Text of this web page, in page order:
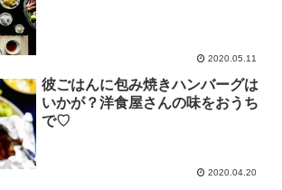
2020.05.11
彼ごはんに包み焼きハンバーグは
いかが？洋食屋さんの味をおうち
で♡
2020.04.20